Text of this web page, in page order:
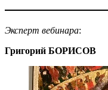
Эксперт вебинара:
Григорий БОРИСОВ